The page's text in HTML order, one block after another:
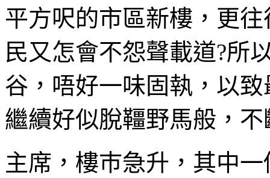
平方呎的市區新樓，更
民又怎會不怨聲載道?所
谷，唔好一味固執，以
繼續好似脫韁野馬般，
主席，樓巿急升，其中